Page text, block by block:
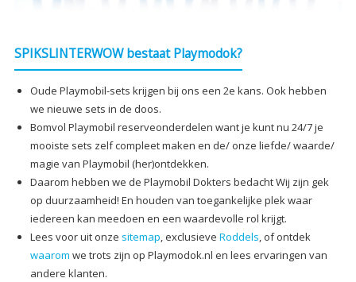
SPIKSLINTERWOW bestaat Playmodok?
Oude Playmobil-sets krijgen bij ons een 2e kans. Ook hebben
we nieuwe sets in de doos.
Bomvol Playmobil reserveonderdelen want je kunt nu 24/7 je
mooiste sets zelf compleet maken en de/ onze liefde/ waarde/
magie van Playmobil (her)ontdekken.
Daarom hebben we de Playmobil Dokters bedacht Wij zijn gek
op duurzaamheid! En houden van toegankelijke plek waar
iedereen kan meedoen en een waardevolle rol krijgt.
Lees voor uit onze sitemap, exclusieve Roddels, of ontdek
waarom we trots zijn op Playmodok.nl en lees ervaringen van
andere klanten.